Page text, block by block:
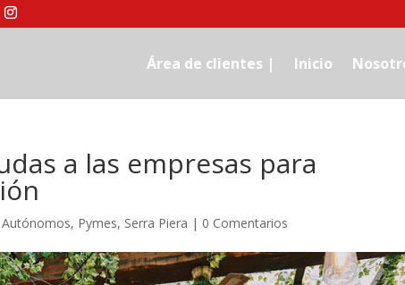
Área de clientes | Inicio
a las empresas para
Autónomos, Pymes, Serra Piera | 0 Comentarios